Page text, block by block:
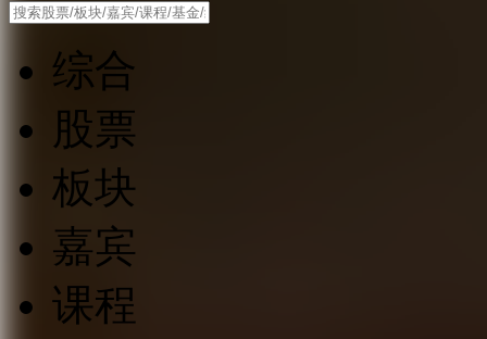
综合
股票
板块
嘉宾
课程